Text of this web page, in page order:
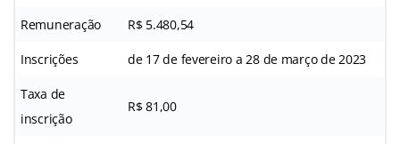
Remuneração R$ 5.480,54
Inscrições de 17 de fevereiro a 28 de março de 2023
Taxa de
inscrição
R$ 81,00